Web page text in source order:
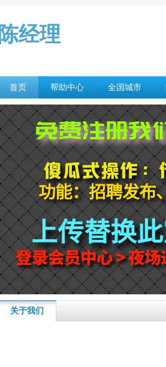
陈经理
首页 帮助中心 全国城市
夜店招聘 KTV预定 夜总会订房
关于我们